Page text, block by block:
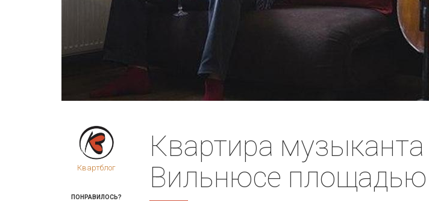
Квартблог
ПОНРАВИЛОСЬ?
Квартира музыканта
Вильнюсе площадью